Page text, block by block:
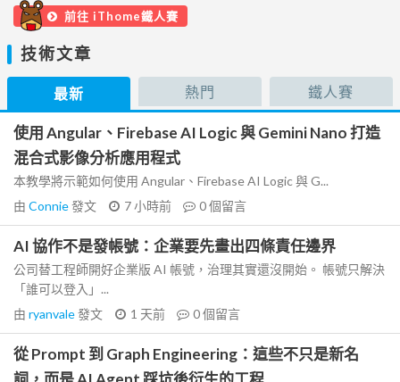
前往 iThome鐵人賽
技術文章
最新 熱門 鐵人賽
使用 Angular、Firebase AI Logic 與 Gemini Nano 打造
混合式影像分析應用程式
本教學將示範如何使用 Angular、Firebase AI Logic 與 G...
由 Connie發文 7 小時前 0個留言
AI 協作不是發帳號：企業要先畫出四條責任邊界
公司替工程師開好企業版 AI 帳號，治理其實還沒開始。 帳號只解決
「誰可以登入」...
由 ryanvale發文 1 天前 0個留言
從 Prompt 到 Graph Engineering：這些不只是新名